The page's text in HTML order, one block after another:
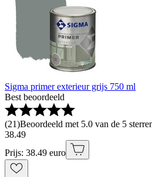
Sigma primer exterieur grijs 750 ml
Best beoordeeld
(21)Beoordeeld met 5.0 van de 5
38.49
Prijs: 38.49 euro